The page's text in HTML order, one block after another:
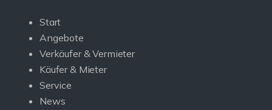
Start
Angebote
Verkäufer & Vermieter
Käufer & Mieter
Service
News